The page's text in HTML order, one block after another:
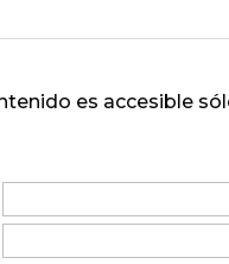
es accesible